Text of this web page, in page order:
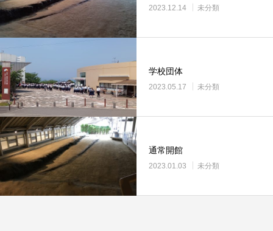
2023.12.14 未分類
学校団体
2023.05.17 未分類
通常開館
2023.01.03 未分類